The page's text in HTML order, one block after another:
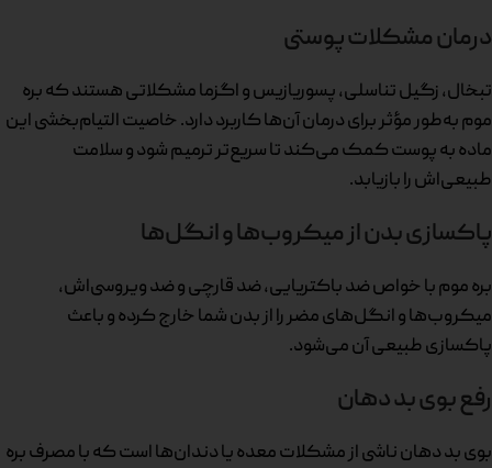
درمان مشکلات پوستی
تبخال، زگیل تناسلی، پسوریازیس و اگزما مشکلاتی هستند که بره
موم به‌طور مؤثر برای درمان آن‌ها کاربرد دارد. خاصیت التیام‌بخشی این
ماده به پوست کمک می‌کند تا سریع‌تر ترمیم شود و سلامت
طبیعی‌اش را بازیابد.
پاکسازی بدن از میکروب‌ها و انگل‌ها
بره موم با خواص ضد باکتریایی، ضد قارچی و ضد ویروسی‌اش،
میکروب‌ها و انگل‌های مضر را از بدن شما خارج کرده و باعث
پاکسازی طبیعی آن می‌شود.
رفع بوی بد دهان
بوی بد دهان ناشی از مشکلات معده یا دندان‌ها است که با مصرف بره